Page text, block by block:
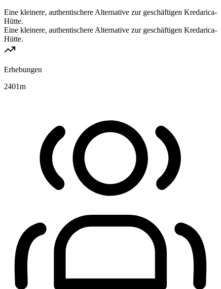
Eine kleinere, authentischere Alternative zur geschäftigen Kredarica-
Hütte.
Eine kleinere, authentischere Alternative zur geschäftigen Kredarica-
Hütte.
Erhebungen
2401m